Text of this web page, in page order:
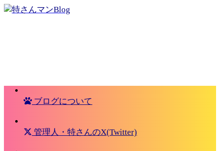
ブログについて
管理人・特さんのX(Twitter)